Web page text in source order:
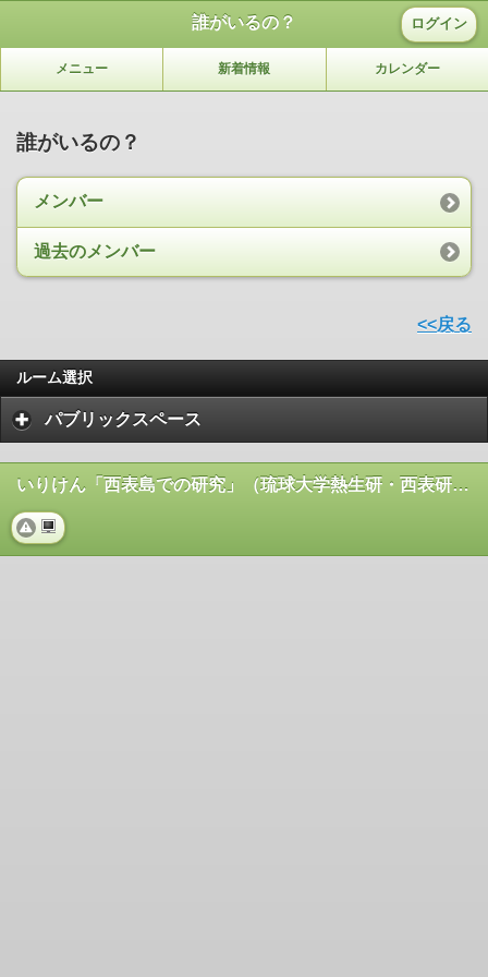
誰がいるの？ ログイン
メニュー 新着情報 カレンダー
誰がいるの？
メンバー
過去のメンバー
<<戻る
ルーム選択
パブリックスペース
いりけん「西表島での研究」（琉球大学熱生研・西表研究施設）